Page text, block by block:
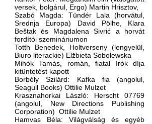
versek, bolgárul, Ergo) Martin Hrisztov,
Szabó Magda: Tündér Lala (horvátul,
Srednja Europa)
David Pölhe, Klara
Beštak és Magdalena Sivrić a horvát
fordítói szemináriumon
Totth Benedek, Holtverseny (lengyelül,
Biuro literackie) Elžbieta Sobolewska
Mihók Tamás, román, fiatal írók díja
kitüntetést kapott
Borbély Szilárd: Kafka fia (angolul,
Seagull Books) Ottilie Mulzet
Krasznahorkai László: Herscht 07769
(angolul, New Directions Publishing
Corporation) Ottilie Mulzet
Hamvas Béla: Világválság és egyéb